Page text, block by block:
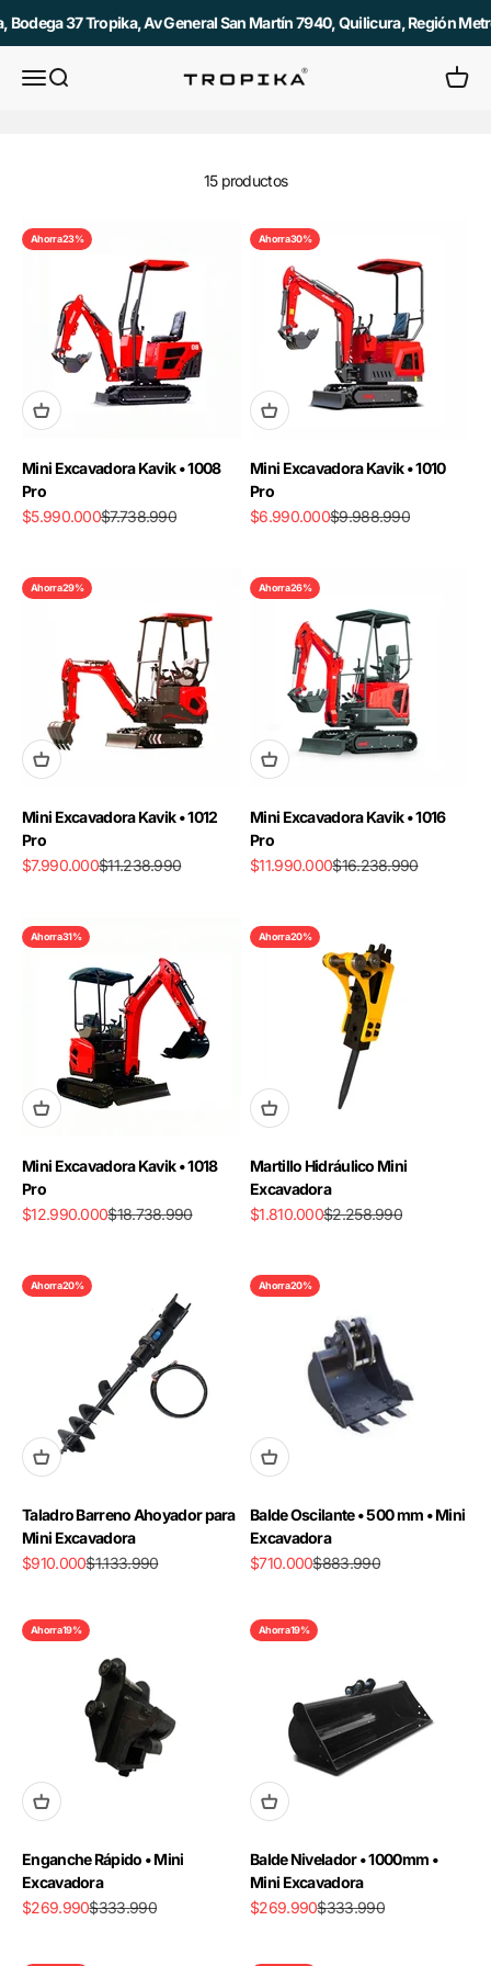
37 Tropika, Av General San Martín 7940, Quilicura, Región
Abrir menú de navegación
Abrir búsqueda Tropika Abrir
15 productos
Ahorra 23%
Mini Excavadora Kavik • 1008
Pro
Precio de oferta
$5.990.000Precio normal
$7.738.990
Ahorra 30%
Mini Excavadora Kavik • 1010
Pro
Precio de oferta
$6.990.000Precio normal
$9.988.990
Ahorra 29%
Mini Excavadora Kavik • 1012
Pro
Precio de oferta
$7.990.000Precio normal
$11.238.990
Ahorra 26%
Mini Excavadora Kavik • 1016
Pro
Precio de oferta
$11.990.000Precio normal
$16.238.990
Ahorra 31%
Mini Excavadora Kavik • 1018
Pro
Precio de oferta
$12.990.000Precio normal
$18.738.990
Ahorra 20%
Martillo Hidráulico Mini
Excavadora
Precio de oferta
$1.810.000Precio normal
$2.258.990
Ahorra 20%
Taladro Barreno Ahoyador para
Mini Excavadora
Precio de oferta
$910.000Precio normal
$1.133.990
Ahorra 20%
Balde Oscilante • 500 mm • Mini
Excavadora
Precio de oferta
$710.000Precio normal
$883.990
Ahorra 19%
Enganche Rápido • Mini
Excavadora
Precio de oferta
$269.990Precio normal
$333.990
Ahorra 19%
Balde Nivelador • 1000mm •
Mini Excavadora
Precio de oferta
$269.990Precio normal
$333.990